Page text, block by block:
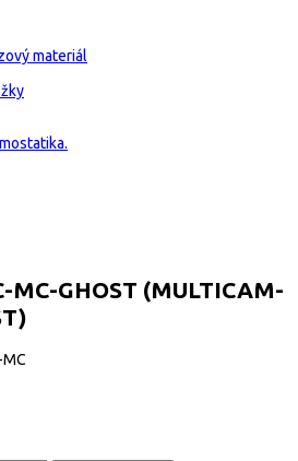
materiál
MC-GHOST (MULTICAM-
MC